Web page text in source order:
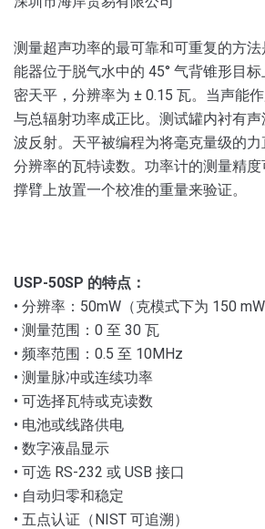
测量超声功率的最可靠和可重复的方法
能器位于脱气水中的 45° 气背锥形目标
密天平，分辨率为 ± 0.15 瓦。 当声能
与总辐射功率成正比。 测试罐内衬有
波反射。 天平被编程为将毫克量级的
分辨率的瓦特读数。 功率计的测量精
撑臂上放置一个校准的重量来验证。
USP-50SP 的特点：
• 分辨率：50mW（克模式下为 150 mW
• 测量范围：0 至 30 瓦
• 频率范围：0.5 至 10MHz
• 测量脉冲或连续功率
• 可选择瓦特或克读数
• 电池或线路供电
• 数字液晶显示
• 可选 RS-232 或 USB 接口
• 自动归零和稳定
• 五点认证（NIST 可追溯）